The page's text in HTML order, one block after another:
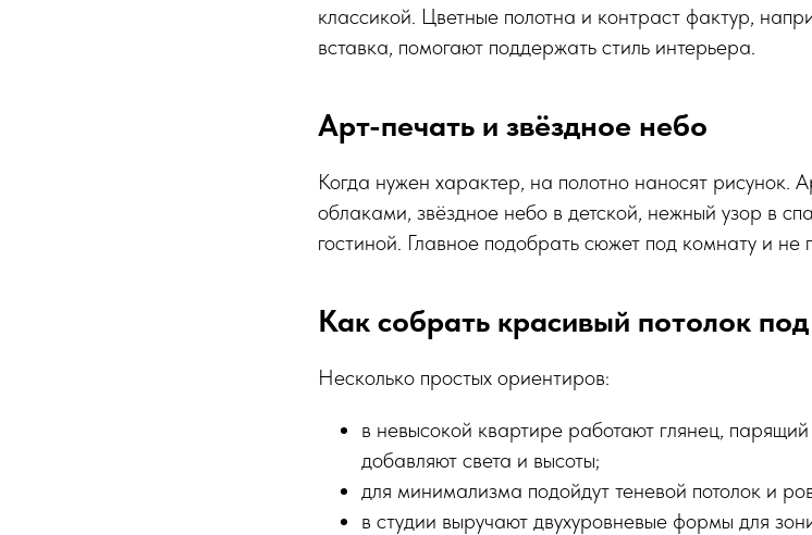
классикой. Цветные полотна и контраст фактур,
вставка, помогают поддержать стиль интерьера.
Арт-печать и звёздное небо
Когда нужен характер, на полотно наносят рисунок.
облаками, звёздное небо в детской, нежный узор в
гостиной. Главное подобрать сюжет под комнату и не
Как собрать красивый потолок
Несколько простых ориентиров:
в невысокой квартире работают глянец,
добавляют света и высоты;
для минимализма подойдут теневой потолок и
в студии выручают двухуровневые формы для